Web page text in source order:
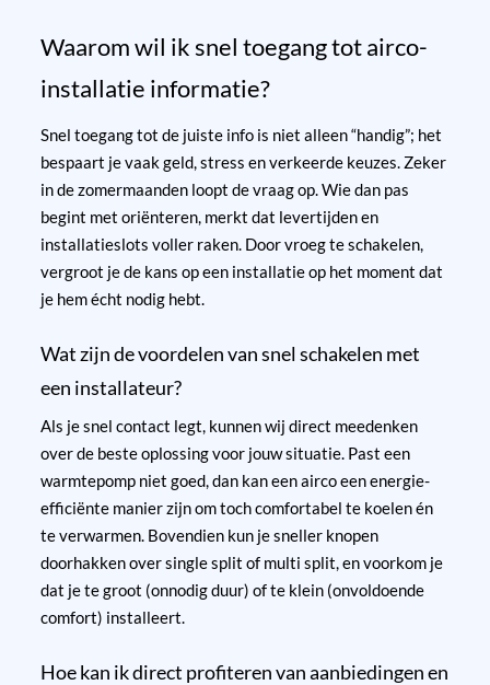
Waarom wil ik snel toegang tot airco-
installatie informatie?
Snel toegang tot de juiste info is niet alleen “handig”; het
bespaart je vaak geld, stress en verkeerde keuzes. Zeker
in de zomermaanden loopt de vraag op. Wie dan pas
begint met oriënteren, merkt dat levertijden en
installatieslots voller raken. Door vroeg te schakelen,
vergroot je de kans op een installatie op het moment dat
je hem écht nodig hebt.
Wat zijn de voordelen van snel schakelen met
een installateur?
Als je snel contact legt, kunnen wij direct meedenken
over de beste oplossing voor jouw situatie. Past een
warmtepomp niet goed, dan kan een airco een energie-
efficiënte manier zijn om toch comfortabel te koelen én
te verwarmen. Bovendien kun je sneller knopen
doorhakken over single split of multi split, en voorkom je
dat je te groot (onnodig duur) of te klein (onvoldoende
comfort) installeert.
Hoe kan ik direct profiteren van aanbiedingen en